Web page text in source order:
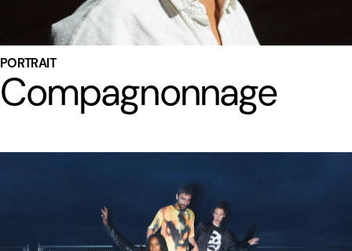
PORTRAIT
Compagnonnage